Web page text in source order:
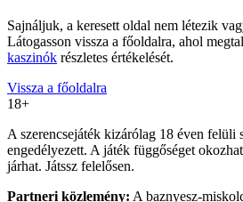
Sajnáljuk, a keresett oldal nem létezik
Látogasson vissza a főoldalra, ahol
kaszinók részletes értékelését.
Vissza a főoldalra
18+
A szerencsejáték kizárólag 18 éven felüli
engedélyezett. A játék függőséget
járhat. Játssz felelősen.
Partneri közlemény: A baznyesz-